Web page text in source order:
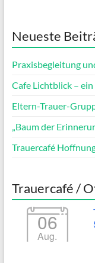
Neueste
Praxisbegleitung
Cafe Lichtblick –
Eltern-Trauer-
„Baum der
Trauercafé
Trauercafé /
06
Aug.